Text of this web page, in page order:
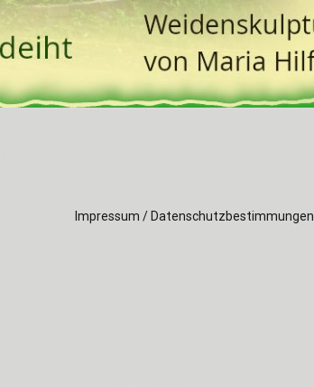
Impressum / Datenschutzbestimmungen